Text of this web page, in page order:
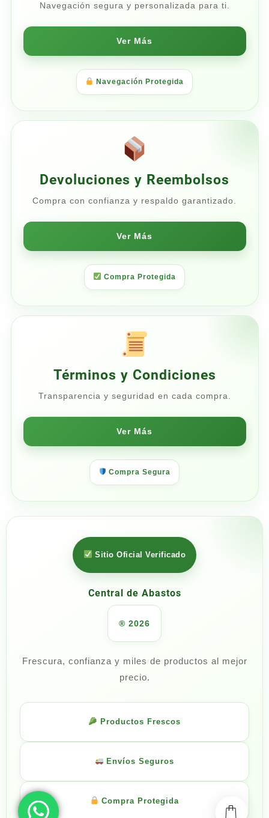
Navegación segura y personalizada para ti.
Ver Más
Navegación Protegida
Devoluciones y Reembolsos
Compra con confianza y respaldo garantizado.
Ver Más
Compra Protegida
Términos y Condiciones
Transparencia y seguridad en cada compra.
Ver Más
Compra Segura
Sitio Oficial Verificado
Central de Abastos
® 2026
Frescura, confianza y miles de productos al mejor
precio.
Productos Frescos
Envíos Seguros
Compra Protegida